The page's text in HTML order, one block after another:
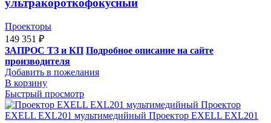
ультракороткофокусный
Проекторы
149 351 ₽
ЗАПРОС ТЗ и КП Подробное описание на сайте
производителя
Добавить в пожелания
В корзину
Быстрый просмотр